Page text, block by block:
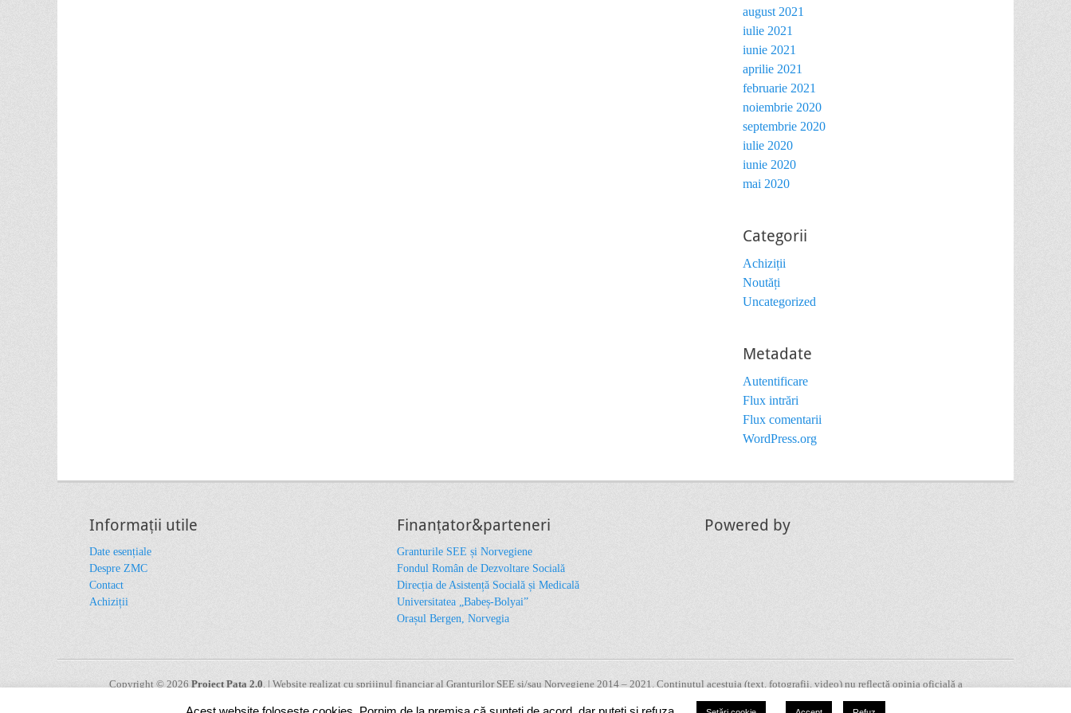
august 2021
iulie 2021
iunie 2021
aprilie 2021
februarie 2021
noiembrie 2020
septembrie 2020
iulie 2020
iunie 2020
mai 2020
Categorii
Achiziții
Noutăți
Uncategorized
Metadate
Autentificare
Flux intrări
Flux comentarii
WordPress.org
Informații utile
Date esențiale
Despre ZMC
Contact
Achiziții
Finanțator&parteneri
Granturile SEE și Norvegiene
Fondul Român de Dezvoltare Socială
Direcția de Asistență Socială și Medicală
Universitatea „Babeș-Bolyai”
Orașul Bergen, Norvegia
Powered by
Copyright © 2026 Proiect Pata 2.0. | Website realizat cu sprijinul financiar al Granturilor SEE și/sau Norvegiene 2014 – 2021. Conținutul acestuia (text, fotografii, video) nu reflectă opinia oficială a
Operatorului de Program, a Punctului Național de Contact sau a Oficiului Mecanismului Financiar. Informațiile și opiniile exprimate reprezintă responsabilitatea exclusivă a autorului/autorilor. Pentru